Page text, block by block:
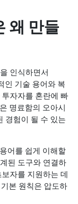
만들
인식하면서
기술 용어와 복
자자를 혼란에 빠
명료함의 오아시
경험이 될 수 있는
어를 쉽게 이해할
된 도구와 연결하
자를 지원하는 데
본 원칙은 압도하